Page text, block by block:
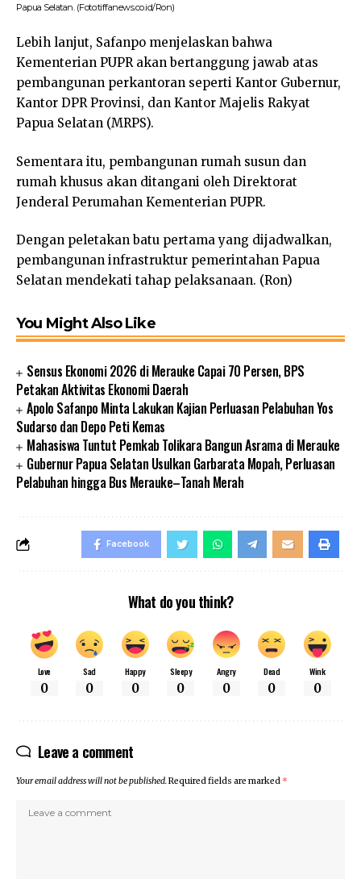
Papua Selatan. (Foto:tiffanews.co.id/Ron)
Lebih lanjut, Safanpo menjelaskan bahwa
Kementerian PUPR akan bertanggung jawab atas
pembangunan perkantoran seperti Kantor Gubernur,
Kantor DPR Provinsi, dan Kantor Majelis Rakyat
Papua Selatan (MRPS).
Sementara itu, pembangunan rumah susun dan
rumah khusus akan ditangani oleh Direktorat
Jenderal Perumahan Kementerian PUPR.
Dengan peletakan batu pertama yang dijadwalkan,
pembangunan infrastruktur pemerintahan Papua
Selatan mendekati tahap pelaksanaan. (Ron)
You Might Also Like
Sensus Ekonomi 2026 di Merauke Capai 70 Persen, BPS
Petakan Aktivitas Ekonomi Daerah
Apolo Safanpo Minta Lakukan Kajian Perluasan Pelabuhan Yos
Sudarso dan Depo Peti Kemas
Mahasiswa Tuntut Pemkab Tolikara Bangun Asrama di Merauke
Gubernur Papua Selatan Usulkan Garbarata Mopah, Perluasan
Pelabuhan hingga Bus Merauke–Tanah Merah
Facebook
What do you think?
Love
0
Sad
0
Happy
0
Sleepy
0
Angry
0
Dead
0
Wink
0
Leave a comment
Your email address will not be published.Required fields are marked *